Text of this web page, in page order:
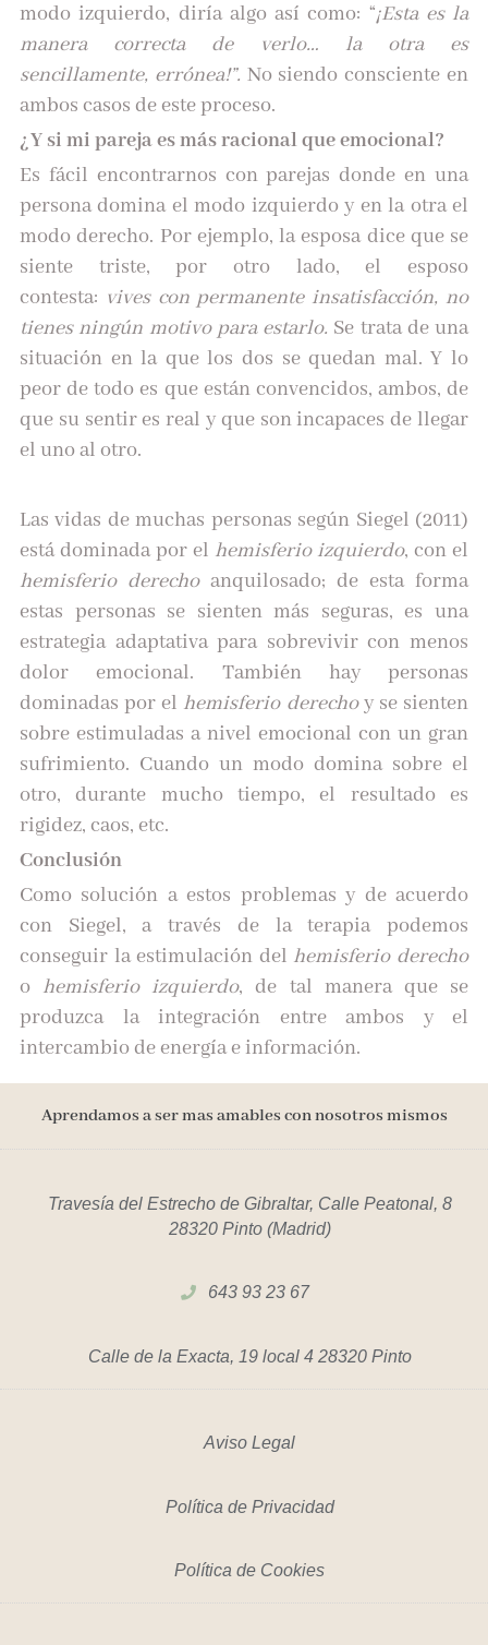
modo izquierdo, diría algo así como: “¡Esta es la
manera correcta de verlo… la otra es
sencillamente, errónea!”. No siendo consciente en
ambos casos de este proceso.
¿Y si mi pareja es más racional que emocional?
Es fácil encontrarnos con parejas donde en una
persona domina el modo izquierdo y en la otra el
modo derecho. Por ejemplo, la esposa dice que se
siente triste, por otro lado, el esposo
contesta: vives con permanente insatisfacción, no
tienes ningún motivo para estarlo. Se trata de una
situación en la que los dos se quedan mal. Y lo
peor de todo es que están convencidos, ambos, de
que su sentir es real y que son incapaces de llegar
el uno al otro.
Las vidas de muchas personas según Siegel (2011)
está dominada por el hemisferio izquierdo, con el
hemisferio derechoanquilosado; de esta forma
estas personas se sienten más seguras, es una
estrategia adaptativa para sobrevivir con menos
dolor emocional. También hay personas
dominadas por el hemisferio derechoy se sienten
sobre estimuladas a nivel emocional con un gran
sufrimiento. Cuando un modo domina sobre el
otro, durante mucho tiempo, el resultado es
rigidez, caos, etc.
Conclusión
Como solución a estos problemas y de acuerdo
con Siegel, a través de la terapia podemos
conseguir la estimulación del hemisferio derecho
o hemisferio izquierdo, de tal manera que se
produzca la integración entre ambos y el
intercambio de energía e información.
Aprendamos a ser mas amables con nosotros mismos
Travesía del Estrecho de Gibraltar, Calle Peatonal, 8
28320 Pinto (Madrid)
643 93 23 67
Calle de la Exacta, 19 local 4 28320 Pinto
Aviso Legal
Política de Privacidad
Política de Cookies